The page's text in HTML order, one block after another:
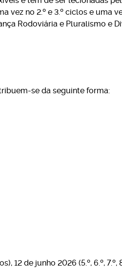
vez no 2.º e 3.º ciclos e uma
Rodoviária e Pluralismo e
se da seguinte forma:
12 de junho 2026 (5.º, 6.º,